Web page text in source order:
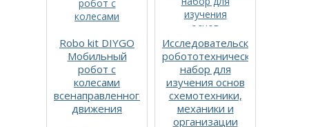
Robo kit DIYGO
Мобильный
робот с
колесами
всенаправленного
движения
Исследовательский
робототехнический
набор для
изучения основ
схемотехники,
механики и
организации